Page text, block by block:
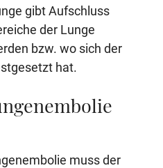
gibt Aufschluss
der Lunge
bzw. wo sich der
hat.
muss der